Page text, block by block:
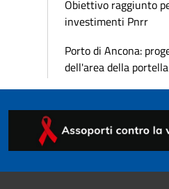
Obiettivo raggiunto
investimenti Pnrr
Porto di Ancona:
dell'area della